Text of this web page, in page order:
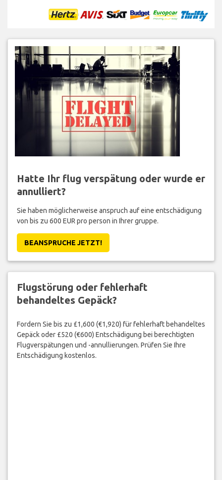
Hatte Ihr flug verspätung oder wurde er
annulliert?
Sie haben möglicherweise anspruch auf eine entschädigung
von bis zu 600 EUR pro person in Ihrer gruppe.
BEANSPRUCHE JETZT!
Flugstörung oder fehlerhaft
behandeltes Gepäck?
Fordern Sie bis zu £1,600 (€1,920) für fehlerhaft behandeltes
Gepäck oder £520 (€600) Entschädigung bei berechtigten
Flugverspätungen und -annullierungen. Prüfen Sie Ihre
Entschädigung kostenlos.